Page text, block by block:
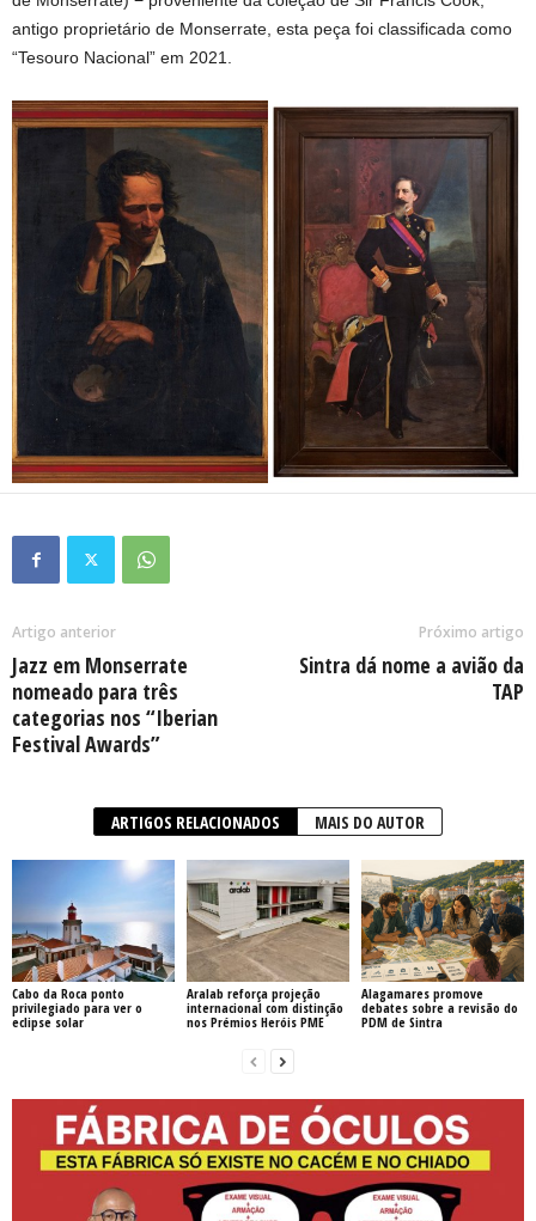
antigo proprietário de Monserrate, esta peça foi classificada como
“Tesouro Nacional” em 2021.
Artigo anterior
Jazz em Monserrate
nomeado para três
categorias nos “Iberian
Festival Awards”
Próximo artigo
Sintra dá nome a avião da
TAP
ARTIGOS RELACIONADOS MAIS DO AUTOR
Cabo da Roca ponto
privilegiado para ver o
eclipse solar
Aralab reforça projeção
internacional com distinção
nos Prémios Heróis PME
Alagamares promove
debates sobre a revisão do
PDM de Sintra